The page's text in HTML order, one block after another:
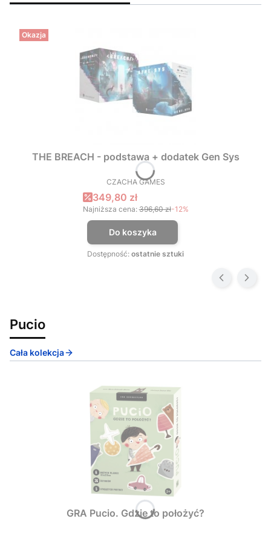
Okazja
THE BREACH - podstawa + dodatek Gen Sys
PRODUCENT
CZACHA GAMES
Cena promocyjna
349,80 zł
Najniższa cena: 396,60 zł-12%
Do koszyka
Dostępność: ostatnie sztuki
Pucio
Cała kolekcja
GRA Pucio. Gdzie to położyć?